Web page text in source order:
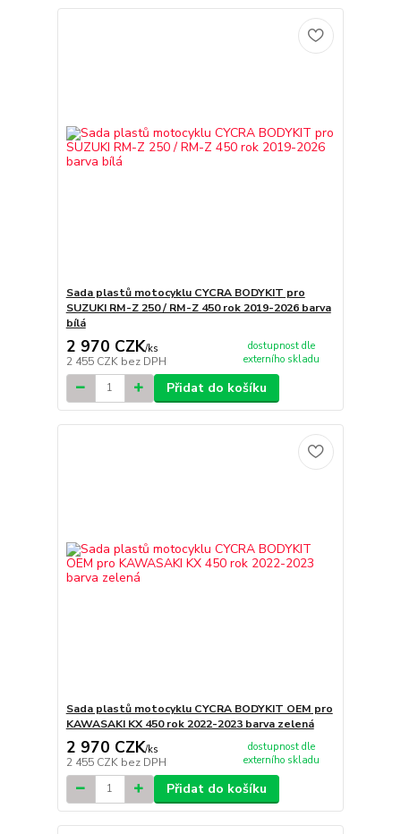
Sada plastů motocyklu CYCRA BODYKIT pro
SUZUKI RM-Z 250 / RM-Z 450 rok 2019-2026 barva
bílá
2 970 CZK/ks
2 455 CZK bez DPH
dostupnost dle
externího skladu
Přidat do košíku
Sada plastů motocyklu CYCRA BODYKIT OEM pro
KAWASAKI KX 450 rok 2022-2023 barva zelená
2 970 CZK/ks
2 455 CZK bez DPH
dostupnost dle
externího skladu
Přidat do košíku